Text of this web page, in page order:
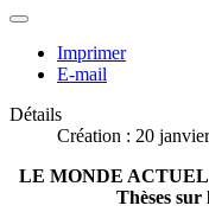
Imprimer
E-mail
Détails
Création : 20
LE MONDE
Thèses